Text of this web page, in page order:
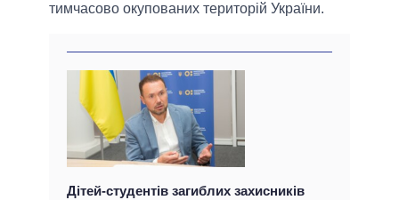
тимчасово окупованих територій України.
Дітей-студентів загиблих захисників